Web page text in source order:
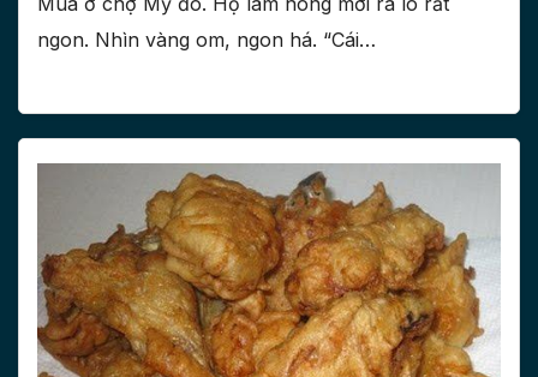
ngon. Nhìn vàng om, ngon há. “Cái…